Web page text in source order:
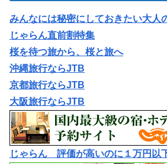
みんなには秘密にしておきたい大人
じゃらん直前割特集
桜を待つ旅から、桜と旅へ
沖縄旅行ならJTB
京都旅行ならJTB
大阪旅行ならJTB
じゃらん 評価が高いのに１万円以